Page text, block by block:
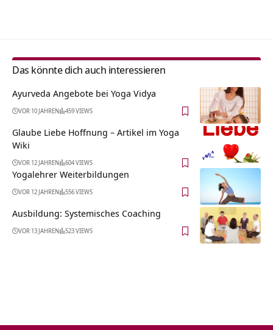
Das könnte dich auch interessieren
Ayurveda Angebote bei Yoga Vidya
VOR 10 JAHREN 459 VIEWS
Glaube Liebe Hoffnung – Artikel im Yoga
Wiki
VOR 12 JAHREN 604 VIEWS
Yogalehrer Weiterbildungen
VOR 12 JAHREN 556 VIEWS
Ausbildung: Systemisches Coaching
VOR 13 JAHREN 523 VIEWS